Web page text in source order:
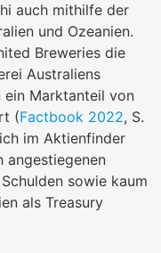
auch mithilfe der
und Ozeanien.
Breweries die
Australiens
ein Marktanteil von
(Factbook 2022, S.
im Aktienfinder
angestiegenen
sowie kaum
als Treasury